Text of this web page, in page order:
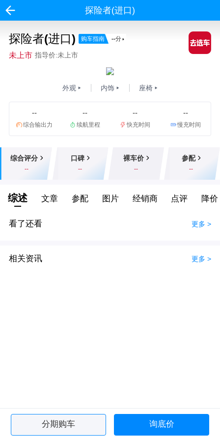
探险者(进口)
探险者(进口) 购车指南 --分
未上市 指导价:未上市
外观 内饰 座椅
--
综合输出力
--
续航里程
--
快充时间
--
慢充时间
综合评分
--
口碑
--
裸车价
--
参配
--
综述 文章 参配 图片 经销商 点评 降价
看了还看 更多 >
相关资讯 更多 >
分期购车 询底价